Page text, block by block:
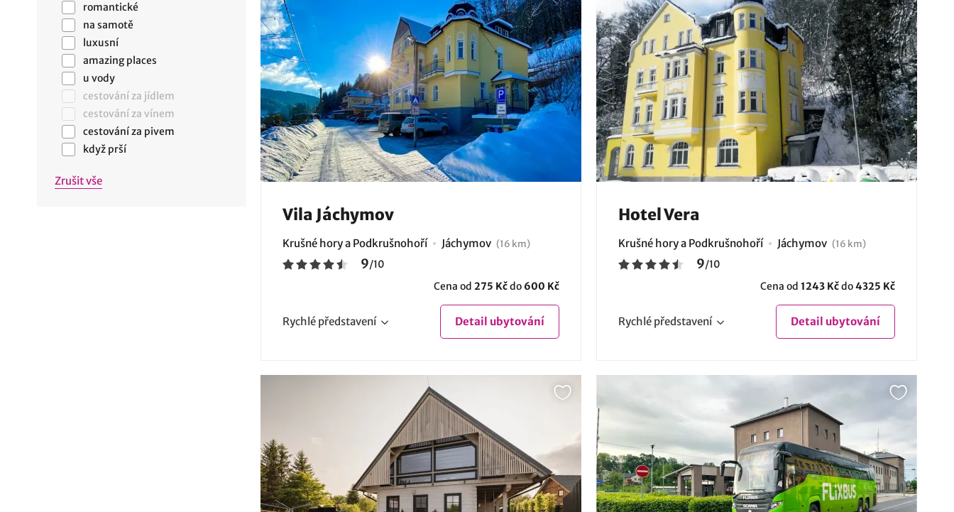
romantické
na samotě
luxusní
amazing places
u vody
cestování za jídlem
cestování za vínem
cestování za pivem
když prší
Zrušit vše
Vila Jáchymov
Krušné hory a Podkrušnohoří Jáchymov (16 km)
9/10
Cena od 275 Kčdo 600 Kč
Rychlé představení Detail ubytování
Hotel Vera
Krušné hory a Podkrušnohoří Jáchymov (16 km)
9/10
Cena od 1243 Kčdo4325 Kč
Rychlé představení Detail ubytování